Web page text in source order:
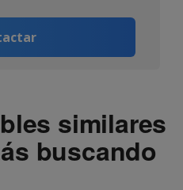
similares
buscando